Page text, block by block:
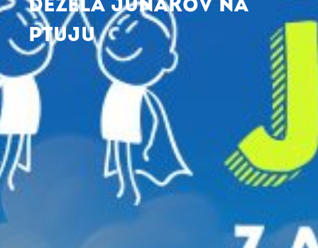
DEŽELA JUNAKOV NA
PTUJU